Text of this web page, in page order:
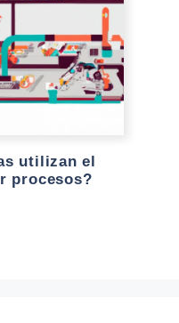
utilizan el
procesos?